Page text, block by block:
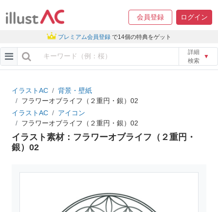
会員登録 ログイン
プレミアム会員登録 で14個の特典をゲット
詳細
検索
▼
イラストAC
背景・壁紙
フラワーオブライフ（２重円・銀）02
イラストAC
アイコン
フラワーオブライフ（２重円・銀）02
イラスト素材：フラワーオブライフ（２重円・
銀）02